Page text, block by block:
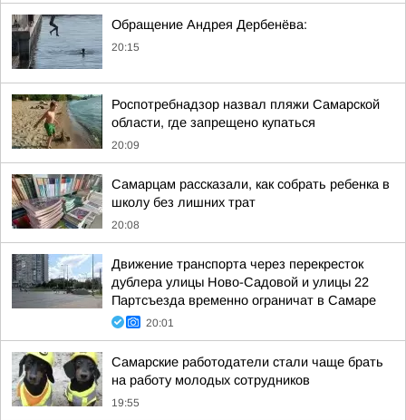
Обращение Андрея Дербенёва:
20:15
Роспотребнадзор назвал пляжи Самарской
области, где запрещено купаться
20:09
Самарцам рассказали, как собрать ребенка в
школу без лишних трат
20:08
Движение транспорта через перекресток
дублера улицы Ново-Садовой и улицы 22
Партсъезда временно ограничат в Самаре
20:01
Самарские работодатели стали чаще брать
на работу молодых сотрудников
19:55